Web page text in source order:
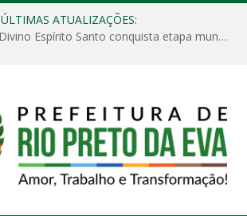
ÚLTIMAS ATUALIZAÇÕES:
Escola Municipal Divino Espírito Santo conquista etapa municipal da V Feira Amazonense de Matemática